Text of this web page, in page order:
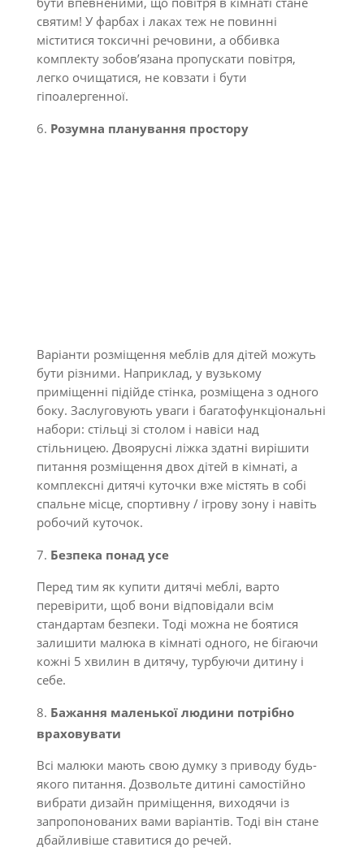
святим! У фарбах і лаках теж не повинні
міститися токсичні речовини, а оббивка
комплекту зобов’язана пропускати повітря,
легко очищатися, не ковзати і бути
гіпоалергенної.
Розумна планування простору
Варіанти розміщення меблів для дітей можуть
бути різними. Наприклад, у вузькому
приміщенні підійде стінка, розміщена з одного
боку. Заслуговують уваги і багатофункціональні
набори: стільці зі столом і навіси над
стільницею. Двоярусні ліжка здатні вирішити
питання розміщення двох дітей в кімнаті, а
комплексні дитячі куточки вже містять в собі
спальне місце, спортивну / ігрову зону і навіть
робочий куточок.
Безпека понад усе
Перед тим як купити дитячі меблі, варто
перевірити, щоб вони відповідали всім
стандартам безпеки. Тоді можна не боятися
залишити малюка в кімнаті одного, не бігаючи
кожні 5 хвилин в дитячу, турбуючи дитину і
себе.
Бажання маленької людини потрібно
враховувати
Всі малюки мають свою думку з приводу будь-
якого питання. Дозвольте дитині самостійно
вибрати дизайн приміщення, виходячи із
запропонованих вами варіантів. Тоді він стане
дбайливіше ставитися до речей.